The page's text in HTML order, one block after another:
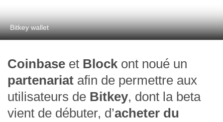
Bitkey wallet
Coinbase et Block ont noué un
partenariat afin de permettre aux
utilisateurs de Bitkey, dont la beta
vient de débuter, d’acheter du